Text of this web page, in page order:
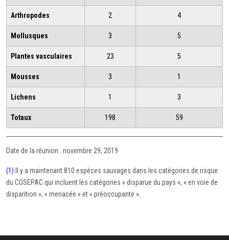
Arthropodes 2 4
Mollusques 3 5
Plantes vasculaires 23 5
Mousses 3 1
Lichens 1 3
Totaux 198 59
Date de la réunion : novembre 29, 2019
(1) Il y a maintenant 810 espèces sauvages dans les catégories de risque
du COSEPAC qui incluent les catégories « disparue du pays », « en voie de
disparition », « menacée » et « préoccupante ».